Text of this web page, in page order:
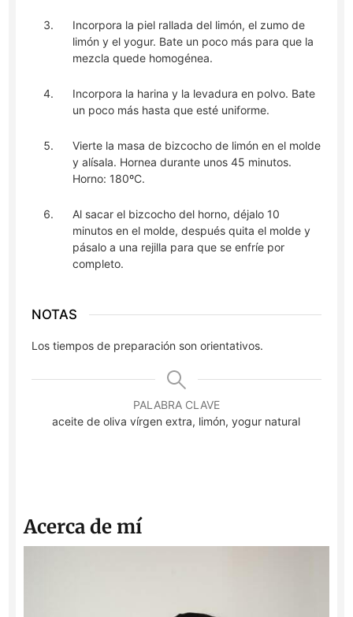
Incorpora la piel rallada del limón, el zumo de
limón y el yogur. Bate un poco más para que la
mezcla quede homogénea.
Incorpora la harina y la levadura en polvo. Bate
un poco más hasta que esté uniforme.
Vierte la masa de bizcocho de limón en el molde
y alísala. Hornea durante unos 45 minutos.
Horno: 180ºC.
Al sacar el bizcocho del horno, déjalo 10
minutos en el molde, después quita el molde y
pásalo a una rejilla para que se enfríe por
completo.
NOTAS
Los tiempos de preparación son orientativos.
PALABRA CLAVE
aceite de oliva vírgen extra, limón, yogur natural
Acerca de mí